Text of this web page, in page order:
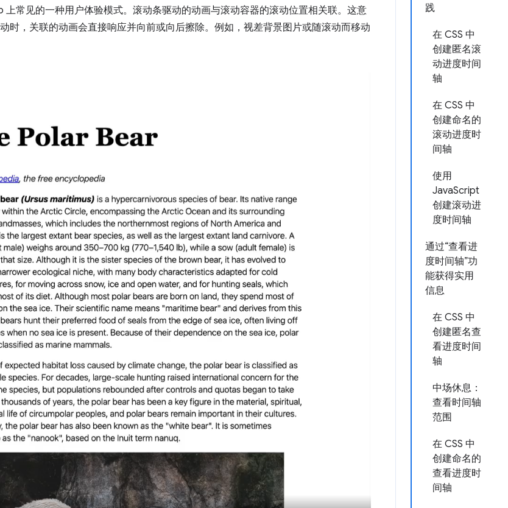
践
在 CSS 中
创建匿名滚
动进度时间
轴
在 CSS 中
创建命名的
滚动进度时
间轴
使用
JavaScript
创建滚动进
度时间轴
通过“查看进
度时间轴”功
能获得实用
信息
在 CSS 中
创建匿名查
看进度时间
轴
中场休息：
查看时间轴
范围
在 CSS 中
创建命名的
查看进度时
间轴
上常见的一种用户体验模式。滚动条驱动的动画与滚动容器的滚动位置相关联。这意
时，关联的动画会直接响应并向前或向后擦除。例如，视差背景图片或随滚动而移动